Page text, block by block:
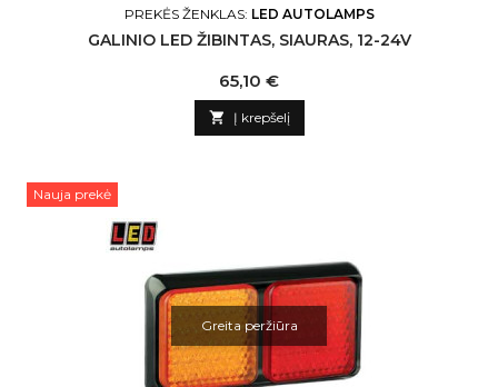
PREKĖS ŽENKLAS: LED AUTOLAMPS
GALINIO LED ŽIBINTAS, SIAURAS, 12-24V
Kaina
65,10 €
 Į krepšelį
Nauja prekė
Greita peržiūra